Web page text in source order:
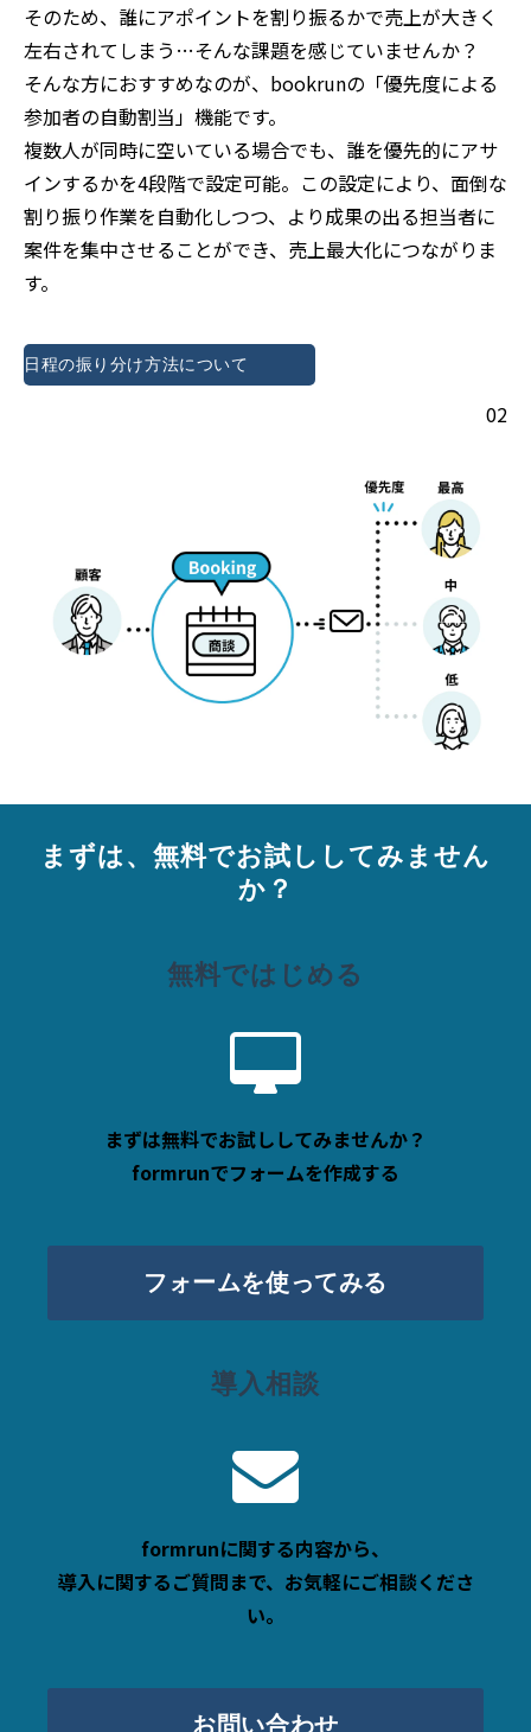
そのため、誰にアポイントを割り振るかで売上が大きく
左右されてしまう…そんな課題を感じていませんか？
そんな方におすすめなのが、bookrunの「優先度による
参加者の自動割当」機能です。
複数人が同時に空いている場合でも、誰を優先的にアサ
インするかを4段階で設定可能。この設定により、面倒な
割り振り作業を自動化しつつ、より成果の出る担当者に
案件を集中させることができ、売上最大化につながりま
す。
日程の振り分け方法について
02
まずは、無料でお試ししてみません
か？
無料ではじめる
まずは無料でお試ししてみませんか？
formrunでフォームを作成する
フォームを使ってみる
導入相談
formrunに関する内容から、
導入に関するご質問まで、お気軽にご相談くださ
い。
お問い合わせ